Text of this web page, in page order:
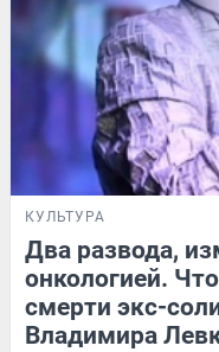
КУЛЬТУРА
Два развода,
онкологией.
смерти экс-
Владимира